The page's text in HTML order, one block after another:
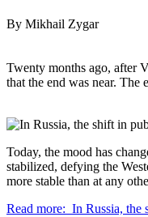
By Mikhail Zygar
Twenty months ago, after
that the end was near. The
Today, the mood has
stabilized, defying the
more stable than at any
Read more: In Russia, the